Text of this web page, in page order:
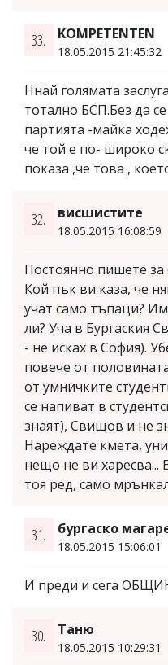
33. KOMPETENTEN
18.05.2015 21:45:32
Ннай голямата
тотално БСП.Без да
партията -майка
че той е по- широко
показа ,че това ,
32. висшистите
18.05.2015 16:08:59
Постоянно пишете за
Кой пък ви каза, че
учат само тъпаци?
ли? Уча в Бургаския
- не исках в София).
повече от
от умничките
се напиват в
знаят), Свищов и не
Нареждате кмета,
нещо не ви харесва...
тоя ред, само
31. бургаско
18.05.2015 15:06:01
И преди и сега
30. Таню
18.05.2015 10:29:31